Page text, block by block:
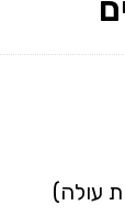
עולה)